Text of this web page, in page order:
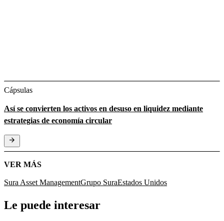
Cápsulas
Así se convierten los activos en desuso en liquidez mediante
estrategias de economía circular
VER MÁS
Sura Asset ManagementGrupo SuraEstados Unidos
Le puede interesar